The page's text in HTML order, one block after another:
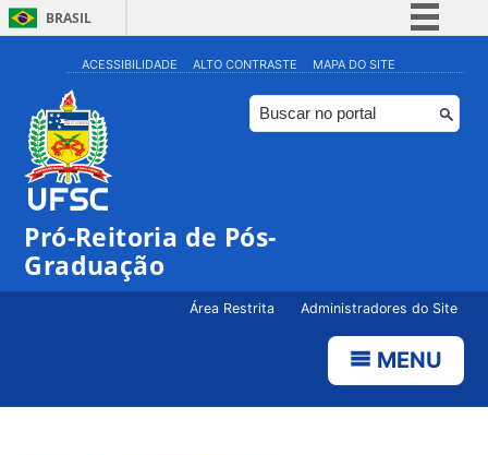
BRASIL
Simplifique!
Comunica BR
Participe
ACESSIBILIDADE ALTO CONTRASTE MAPA DO SITE
Pró-Reitoria de Pós-
Graduação
Área Restrita Administradores do Site
MENU